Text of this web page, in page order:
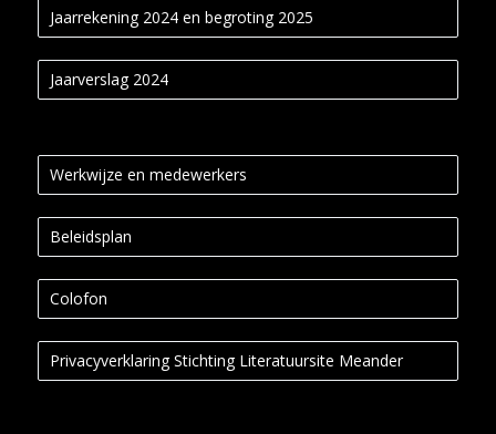
Jaarrekening 2024 en begroting 2025
Jaarverslag 2024
Werkwijze en medewerkers
Beleidsplan
Colofon
Privacyverklaring Stichting Literatuursite Meander